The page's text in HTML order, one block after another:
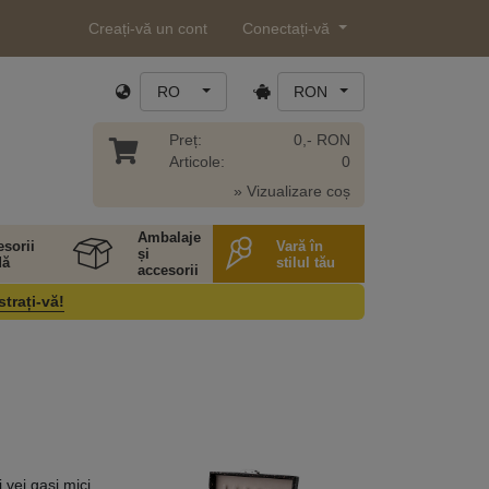
Creați-vă un cont Conectați-vă
RO RON
Preț:
Articole:
0,- RON
0
» Vizualizare coș
Ambalaje
și
accesorii
Vară în
stilul tău
vă!
gasi mici,